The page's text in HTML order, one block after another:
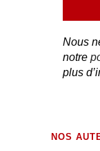
Nous
notre
plus
NOS